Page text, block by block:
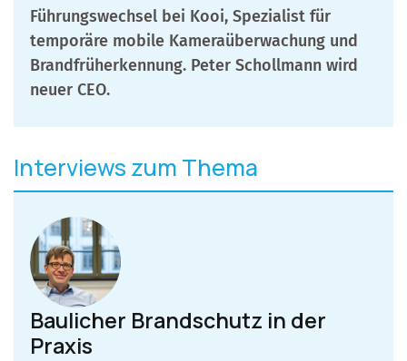
Führungswechsel bei Kooi, Spezialist für
temporäre mobile Kameraüberwachung und
Brandfrüherkennung. Peter Schollmann wird
neuer CEO.
Interviews zum Thema
Baulicher Brandschutz in der
Praxis